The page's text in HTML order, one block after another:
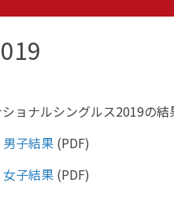
ョナルシングルス2019の結
子結果(PDF)
子結果(PDF)